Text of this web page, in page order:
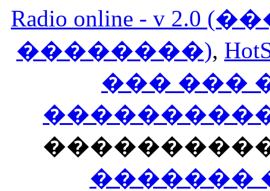
Radio online - v
��������),
��� ���
�������